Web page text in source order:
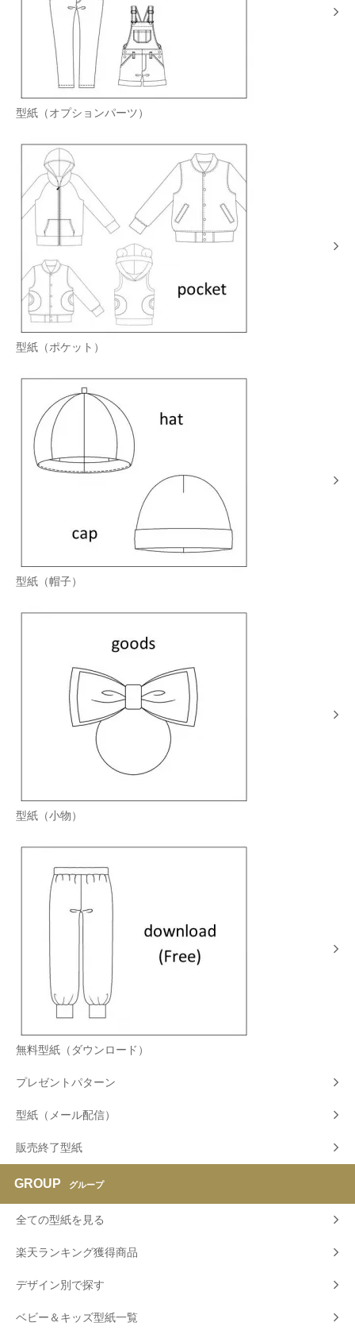
型紙（オプションパーツ）
型紙（ポケット）
型紙（帽子）
型紙（小物）
無料型紙（ダウンロード）
プレゼントパターン
型紙（メール配信）
販売終了型紙
GROUP グループ
全ての型紙を見る
楽天ランキング獲得商品
デザイン別で探す
ベビー＆キッズ型紙一覧